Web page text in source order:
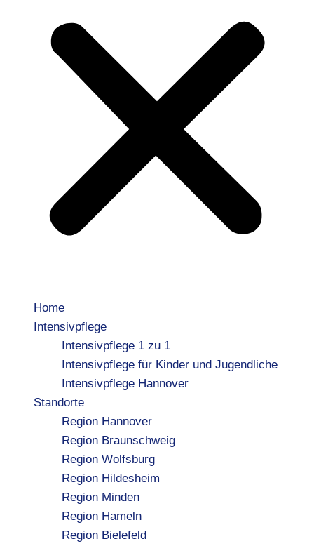
Home
Intensivpflege
Intensivpflege 1 zu 1
Intensivpflege für Kinder und Jugendliche
Intensivpflege Hannover
Standorte
Region Hannover
Region Braunschweig
Region Wolfsburg
Region Hildesheim
Region Minden
Region Hameln
Region Bielefeld